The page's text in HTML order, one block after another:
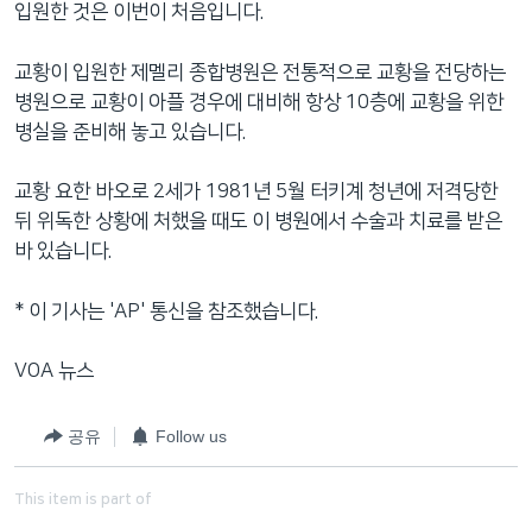
입원한 것은 이번이 처음입니다.
교황이 입원한 제멜리 종합병원은 전통적으로 교황을 전당하는
병원으로 교황이 아플 경우에 대비해 항상 10층에 교황을 위한
병실을 준비해 놓고 있습니다.
교황 요한 바오로 2세가 1981년 5월 터키계 청년에 저격당한
뒤 위독한 상황에 처했을 때도 이 병원에서 수술과 치료를 받은
바 있습니다.
* 이 기사는 'AP' 통신을 참조했습니다.
VOA 뉴스
공유 Follow us
This item is part of